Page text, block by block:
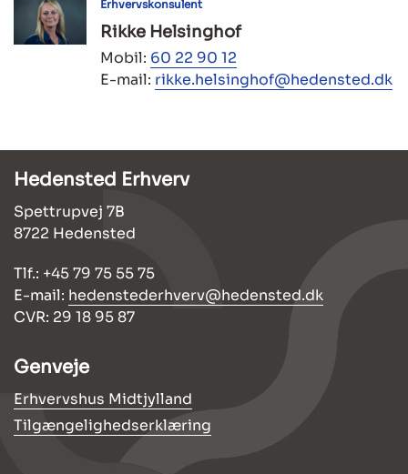
Erhvervskonsulent
Rikke Helsinghof
Mobil: 60 22 90 12
E-mail: rikke.helsinghof@hedensted.dk
Hedensted Erhverv
Spettrupvej 7B
8722 Hedensted
Tlf.: +45 79 75 55 75
E-mail: hedenstederhverv@hedensted.dk
CVR: 29 18 95 87
Genveje
Erhvervshus Midtjylland
Tilgængelighedserklæring